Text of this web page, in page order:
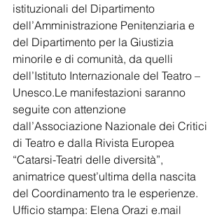
istituzionali del Dipartimento
dell’Amministrazione Penitenziaria e
del Dipartimento per la Giustizia
minorile e di comunità, da quelli
dell’Istituto Internazionale del Teatro –
Unesco.Le manifestazioni saranno
seguite con attenzione
dall’Associazione Nazionale dei Critici
di Teatro e dalla Rivista Europea
“Catarsi-Teatri delle diversità”,
animatrice quest’ultima della nascita
del Coordinamento tra le esperienze.
Ufficio stampa: Elena Orazi e.mail